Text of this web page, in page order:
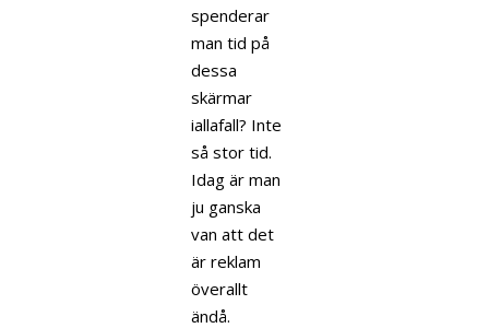
spenderar
man tid på
dessa
skärmar
iallafall? Inte
så stor tid.
Idag är man
ju ganska
van att det
är reklam
överallt
ändå.